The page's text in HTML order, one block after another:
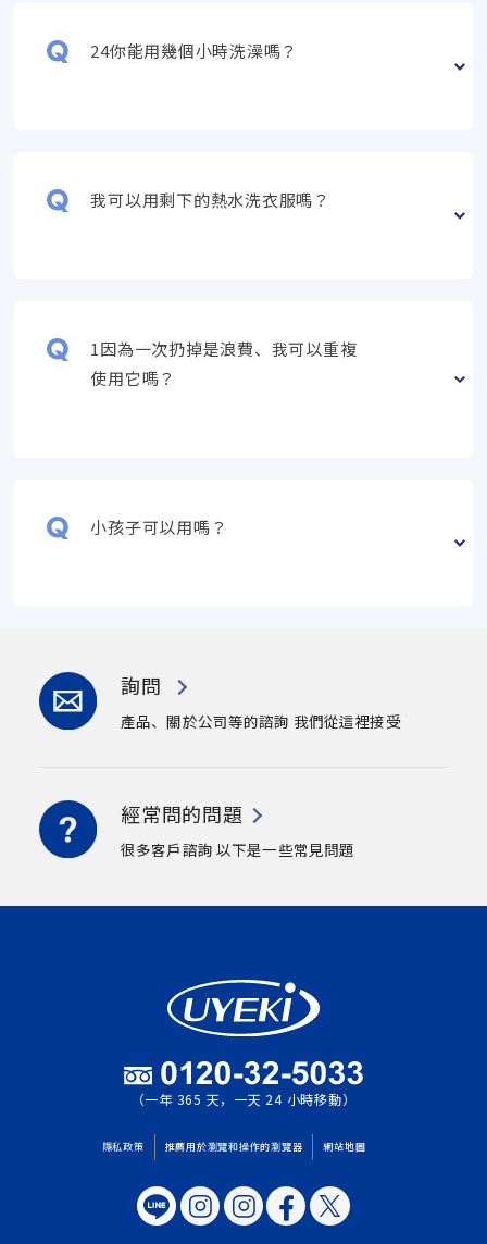
24你能用幾個小時洗澡嗎？
我可以用剩下的熱水洗衣服嗎？
1因為一次扔掉是浪費、我可以重複
使用它嗎？
小孩子可以用嗎？
詢問
產品、關於公司等的諮詢 我們從這裡接受
經常問的問題
很多客戶諮詢 以下是一些常見問題
（一年 365 天，一天 24 小時移動）
隱私政策 推薦用於瀏覽和操作的瀏覽器 網站地圖